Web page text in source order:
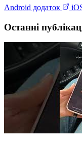
Android додаток
Останні